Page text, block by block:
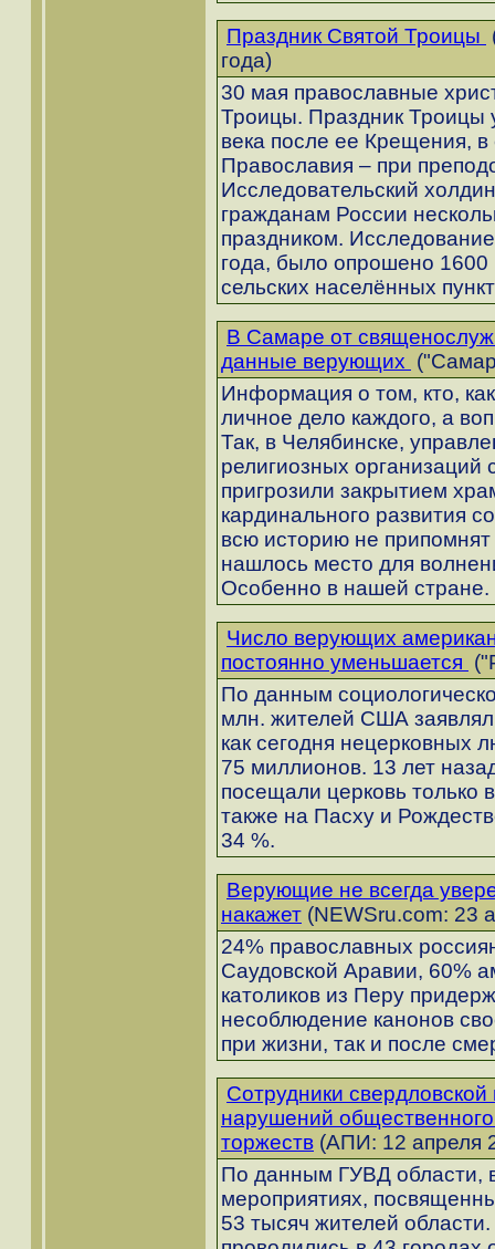
Праздник Святой Троицы
года)
30 мая православные
Троицы. Праздник Троицы
века после ее Крещения, в
Православия – при
Исследовательский
гражданам России
праздником.
года, было опрошено 1600
сельских населённых
В Самаре от
данные верующих
Информация о том, кто,
личное дело каждого, а
Так, в Челябинске,
религиозных организаций
пригрозили закрытием
кардинального развития
всю историю не
нашлось место для
Особенно в нашей стране.
Число верующих
постоянно уменьшается
По данным
млн. жителей США
как сегодня нецерковных
75 миллионов. 13 лет
посещали церковь только
также на Пасху и
34 %.
Верующие не всегда
накажет (NEWSru.com: 23
24% православных
Саудовской Аравии, 60%
католиков из Перу
несоблюдение канонов
при жизни, так и после
Сотрудники
нарушений
торжеств (АПИ: 12 апреля
По данным ГУВД области,
мероприятиях,
53 тысяч жителей